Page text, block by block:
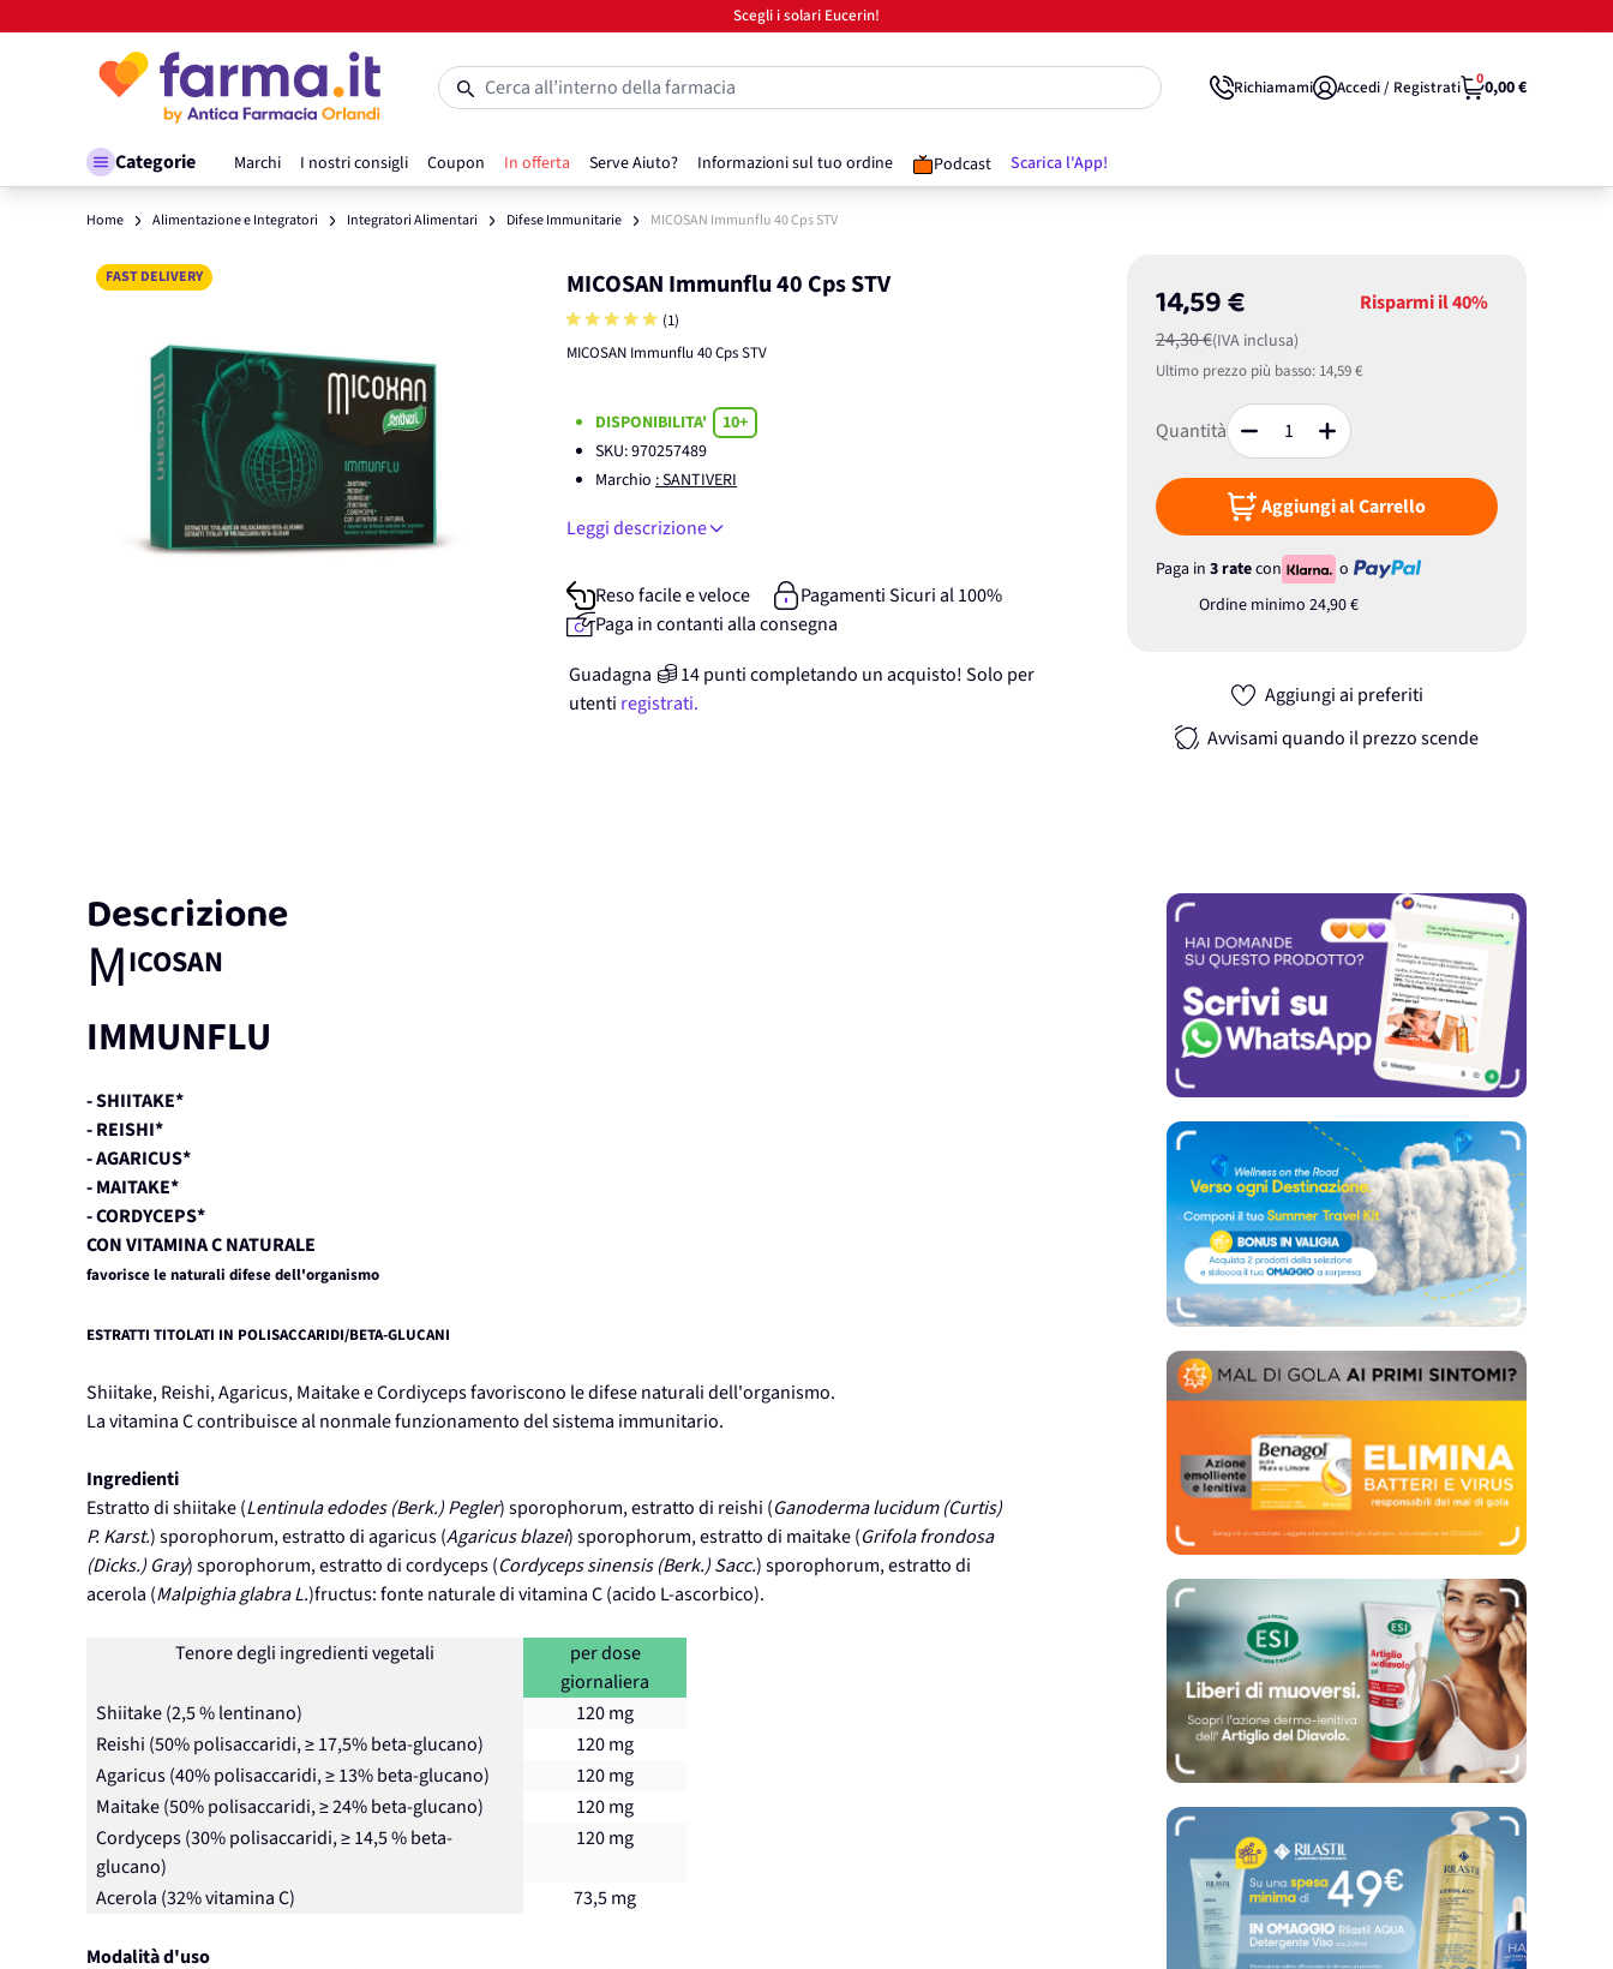
Scegli i solari Eucerin!
Salta al contenuto
Categorie Marchi I nostri consigli Coupon In offerta Serve Aiuto? Informazioni sul tuo ordine Podcast Scarica l'App!
Cerca all’interno della farmacia Richiamami Accedi / Registrati 00,00 €
Home Alimentazione e Integratori Integratori Alimentari Difese Immunitarie MICOSAN Immunflu 40 Cps STV
FAST DELIVERY
Main image
Click to view image in fullscreen MICOSAN Immunflu 40 Cps STV
(1)
MICOSAN Immunflu 40 Cps STV
14,59 €
24,30 €(IVA inclusa)
Risparmi il40%
Ultimo prezzo più basso: 14,59 €
Quantità
Aggiungi al Carrello
Paga in 3 ratecon
o
Ordine minimo 24,90 €
Aggiungi ai preferiti
Avvisami quando il prezzo scende
DISPONIBILITA'
10+
SKU:970257489
Marchio : SANTIVERI
Leggi descrizione
Reso facile e veloce
Pagamenti Sicuri al 100%
Paga in contanti alla consegna
Guadagna
14punticompletando un acquisto! Solo per
utenti registrati.
Descrizione
MICOSAN
IMMUNFLU
- SHIITAKE*
- REISHI*
- AGARICUS*
- MAITAKE*
- CORDYCEPS*
CON VITAMINA C NATURALE
favorisce le naturali difese dell'organismo
ESTRATTI TITOLATI IN POLISACCARIDI/BETA-GLUCANI
Shiitake, Reishi, Agaricus, Maitake e Cordiyceps favoriscono le difese naturali dell'organismo.
La vitamina C contribuisce al nonmale funzionamento del sistema immunitario.
Ingredienti
Estratto di shiitake (Lentinula edodes (Berk.) Pegler) sporophorum, estratto di reishi (Ganoderma lucidum (Curtis)
P. Karst.) sporophorum, estratto di agaricus (Agaricus blazei) sporophorum, estratto di maitake (Grifola frondosa
(Dicks.) Gray) sporophorum, estratto di cordyceps (Cordyceps sinensis (Berk.) Sacc.) sporophorum, estratto di
acerola (Malpighia glabra L.)fructus: fonte naturale di vitamina C (acido L-ascorbico).
Tenore degli ingredienti vegetali
per dose
giornaliera
Shiitake (2,5 % lentinano)
120 mg
Reishi (50% polisaccaridi, ≥ 17,5% beta-glucano)
120 mg
Agaricus (40% polisaccaridi, ≥ 13% beta-glucano)
120 mg
Maitake (50% polisaccaridi, ≥ 24% beta-glucano)
120 mg
Cordyceps (30% polisaccaridi, ≥ 14,5 % beta-
glucano)
120 mg
Acerola (32% vitamina C) 73,5 mg
Modalità d'uso